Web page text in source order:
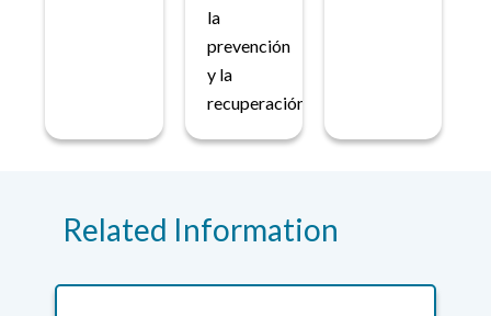
la
prevención
y la
recuperación.
Related Information